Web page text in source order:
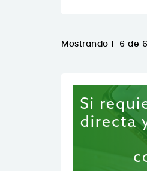
Mostrando 1-6 de